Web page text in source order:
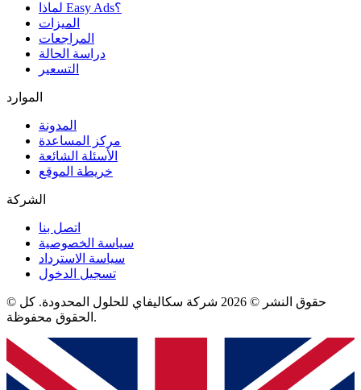
لماذا Easy Ads؟
الميزات
المراجعات
دراسة الحالة
التسعير
الموارد
المدونة
مركز المساعدة
الأسئلة الشائعة
خريطة الموقع
الشركة
اتصل بنا
سياسة الخصوصية
سياسة الاسترداد
تسجيل الدخول
© حقوق النشر © 2026 شركة سكاليفاي للحلول المحدودة. كل
الحقوق محفوظة.